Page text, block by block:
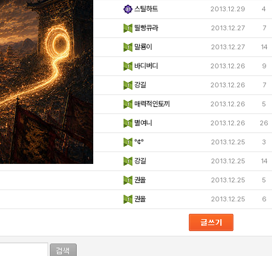
스틸하트 2013.12.29 4
띨빵큐라 2013.12.27 7
말룡이 2013.12.27 14
바디버디 2013.12.26 9
강길 2013.12.26 7
매력적인토끼 2013.12.26 5
교환하실분 별여니 2013.12.26 26
°¢° 2013.12.25 3
강길 2013.12.25 14
권올 2013.12.25 5
권올 2013.12.25 6
redeem 헝앱 경품
구글 플레이 기프트카드
5,000원 (추첨)
100 밥알